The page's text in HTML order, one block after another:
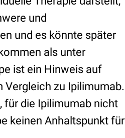
und
und es könnte später
als unter
ist ein Hinweis auf
zu Ipilimumab.
für die Ipilimumab nicht
keinen Anhaltspunkt für